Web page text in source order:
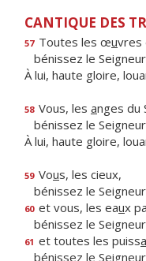
CANTIQUE DES
57 Toutes les œuvres
bénissez le
À lui, haute gloire,
58 Vous, les anges du
bénissez le
À lui, haute gloire,
59 Vous, les cieux,
bénissez le
60 et vous, les eaux
bénissez le
61 et toutes les puissa
bénissez le